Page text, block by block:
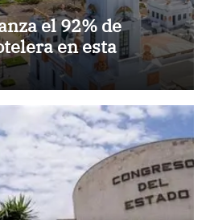
el 92% de
en esta